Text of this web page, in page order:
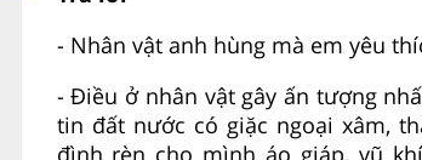
- Nhân vật anh hùng mà em yêu
- Điều ở nhân vật gây ấn tượng
tin đất nước có giặc ngoại xâm,
đình rèn cho mình áo giáp, vũ